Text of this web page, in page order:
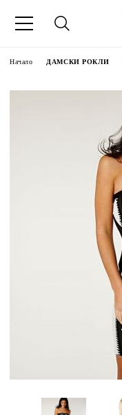
Начало ДАМСКИ РОКЛИ